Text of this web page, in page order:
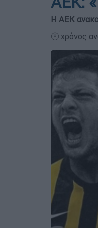
Η ΑΕΚ
🕛 χρόνος